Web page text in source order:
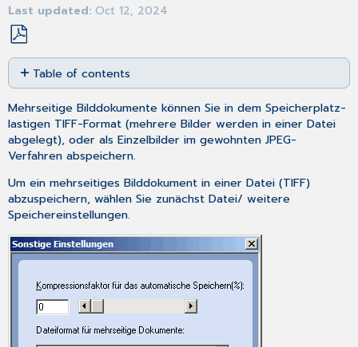
Last updated Oct 12, 2024
Save
as
PDF
Table of contents
No
headers
Mehrseitige Bilddokumente können Sie in dem Speicherplatz-
lastigen TIFF-Format (mehrere Bilder werden in einer Datei
abgelegt), oder als Einzelbilder im gewohnten JPEG-
Verfahren abspeichern.
Um ein mehrseitiges Bilddokument in einer Datei (TIFF)
abzuspeichern, wählen Sie zunächstDatei/weitere
Speichereinstellungen.